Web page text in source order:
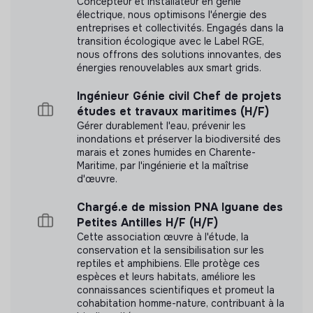
➢ Créer et gérer les projets locaux et les projets
de mobilité organisés dans le cadre d’Erasmus+ ou
des programmes internationaux
européen et internationaux
- Organiser et proposer à travers des temps individuels
et collectifs, une préparation au départ, un suivi et un
bilan au retour, adaptés aux jeunes bénéficiaires des
projets de mobilité
français et internationaux
- Formuler, lister et recueillir les documents
administratifs et techniques liés au dispositif de mobilité
retenu pour le bénéficiaire
- Assurer le suivi administratif du projet
Labels et certifications
Cette structure n'a pas souhaité nous
communiquer les labels ou certifications qu'elle a
pu obtenir.
Documents
N'a pas encore communiqué de documents de
transparence
électrique, nous optimisons l'énergie des
entreprises et collectivités. Engagés dans la
transition écologique avec le Label RGE,
nous offrons des solutions innovantes, des
énergies renouvelables aux smart grids.
Ingénieur Génie civil Chef de projets
études et travaux maritimes (H/F)
Gérer durablement l'eau, prévenir les
inondations et préserver la biodiversité des
marais et zones humides en Charente-
Maritime, par l'ingénierie et la maîtrise
d'œuvre.
Chargé.e de mission PNA Iguane des
Petites Antilles H/F (H/F)
Cette association œuvre à l'étude, la
conservation et la sensibilisation sur les
reptiles et amphibiens. Elle protège ces
espèces et leurs habitats, améliore les
connaissances scientifiques et promeut la
cohabitation homme-nature, contribuant à la